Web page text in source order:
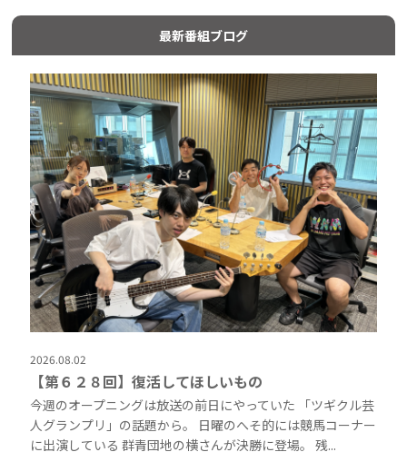
最新番組ブログ
2026.08.02
【第６２８回】復活してほしいもの
今週のオープニングは放送の前日にやっていた 「ツギクル芸
人グランプリ」の話題から。 日曜のへそ的には競馬コーナー
に出演している 群青団地の横さんが決勝に登場。 残...